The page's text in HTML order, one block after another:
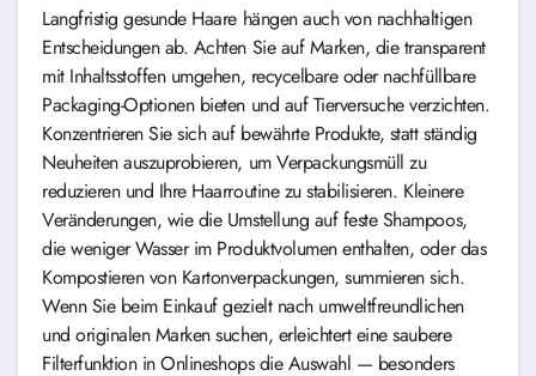
Langfristig gesunde Haare hängen auch von nachhaltigen
Entscheidungen ab. Achten Sie auf Marken, die transparent
mit Inhaltsstoffen umgehen, recycelbare oder nachfüllbare
Packaging-Optionen bieten und auf Tierversuche verzichten.
Konzentrieren Sie sich auf bewährte Produkte, statt ständig
Neuheiten auszuprobieren, um Verpackungsmüll zu
reduzieren und Ihre Haarroutine zu stabilisieren. Kleinere
Veränderungen, wie die Umstellung auf feste Shampoos,
die weniger Wasser im Produktvolumen enthalten, oder das
Kompostieren von Kartonverpackungen, summieren sich.
Wenn Sie beim Einkauf gezielt nach umweltfreundlichen
und originalen Marken suchen, erleichtert eine saubere
Filterfunktion in Onlineshops die Auswahl — besonders